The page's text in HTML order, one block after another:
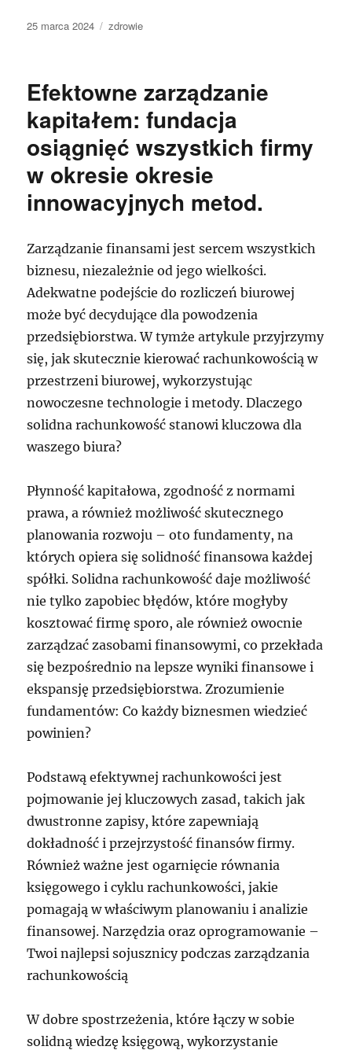
Data
25 marca 2024 Kategorie
zdrowie
Efektowne zarządzanie
kapitałem: fundacja
osiągnięć wszystkich firmy
w okresie okresie
innowacyjnych metod.
Zarządzanie finansami jest sercem wszystkich
biznesu, niezależnie od jego wielkości.
Adekwatne podejście do rozliczeń biurowej
może być decydujące dla powodzenia
przedsiębiorstwa. W tymże artykule przyjrzymy
się, jak skutecznie kierować rachunkowością w
przestrzeni biurowej, wykorzystując
nowoczesne technologie i metody. Dlaczego
solidna rachunkowość stanowi kluczowa dla
waszego biura?
Płynność kapitałowa, zgodność z normami
prawa, a również możliwość skutecznego
planowania rozwoju – oto fundamenty, na
których opiera się solidność finansowa każdej
spółki. Solidna rachunkowość daje możliwość
nie tylko zapobiec błędów, które mogłyby
kosztować firmę sporo, ale również owocnie
zarządzać zasobami finansowymi, co przekłada
się bezpośrednio na lepsze wyniki finansowe i
ekspansję przedsiębiorstwa. Zrozumienie
fundamentów: Co każdy biznesmen wiedzieć
powinien?
Podstawą efektywnej rachunkowości jest
pojmowanie jej kluczowych zasad, takich jak
dwustronne zapisy, które zapewniają
dokładność i przejrzystość finansów firmy.
Również ważne jest ogarnięcie równania
księgowego i cyklu rachunkowości, jakie
pomagają w właściwym planowaniu i analizie
finansowej. Narzędzia oraz oprogramowanie –
Twoi najlepsi sojusznicy podczas zarządzania
rachunkowością
W dobre spostrzeżenia, które łączy w sobie
solidną wiedzę księgową, wykorzystanie